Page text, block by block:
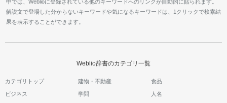
中では、Weblioに登録されている他のキーワードへのリンクが自動的に貼られます。
解説文で登場した分からないキーワードや気になるキーワードは、1クリックで検索結
果を表示することができます。
Weblio辞書のカテゴリ一覧
カテゴリトップ 建物・不動産 食品
ビジネス 学問 人名